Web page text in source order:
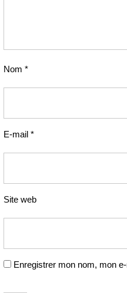
Nom *
E-mail *
Site web
Enregistrer mon nom, mon